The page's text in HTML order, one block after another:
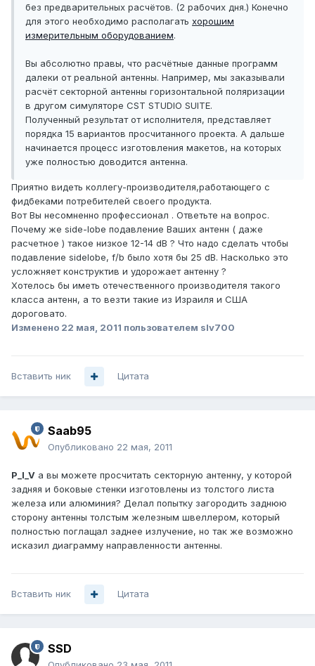
без предварительных расчётов. (2 рабочих дня.) Конечно
для этого необходимо располагать хорошим
измерительным оборудованием.
Вы абсолютно правы, что расчётные данные программ
далеки от реальной антенны. Например, мы заказывали
расчёт секторной антенны горизонтальной поляризации
в другом симуляторе CST STUDIO SUITE.
Полученный результат от исполнителя, представляет
порядка 15 вариантов просчитанного проекта. А дальше
начинается процесс изготовления макетов, на которых
уже полностью доводится антенна.
Приятно видеть коллегу-производителя,работающего с
фидбеками потребителей своего продукта.
Вот Вы несомненно профессионал . Ответьте на вопрос.
Почему же side-lobe подавление Ваших антенн ( даже
расчетное ) такое низкое 12-14 dB ? Что надо сделать чтобы
подавление sidelobe, f/b было хотя бы 25 dB. Насколько это
усложняет конструктив и удорожает антенну ?
Хотелось бы иметь отечественного производителя такого
класса антенн, а то везти такие из Израиля и США
дороговато.
Изменено 22 мая, 2011 пользователем slv700
Вставить ник Цитата
Saab95
Опубликовано 22 мая, 2011
P_I_V а вы можете просчитать секторную антенну, у которой
задняя и боковые стенки изготовлены из толстого листа
железа или алюминия? Делал попытку загородить заднюю
сторону антенны толстым железным швеллером, который
полностью поглащал заднее излучение, но так же возможно
исказил диаграмму направленности антенны.
Вставить ник Цитата
SSD